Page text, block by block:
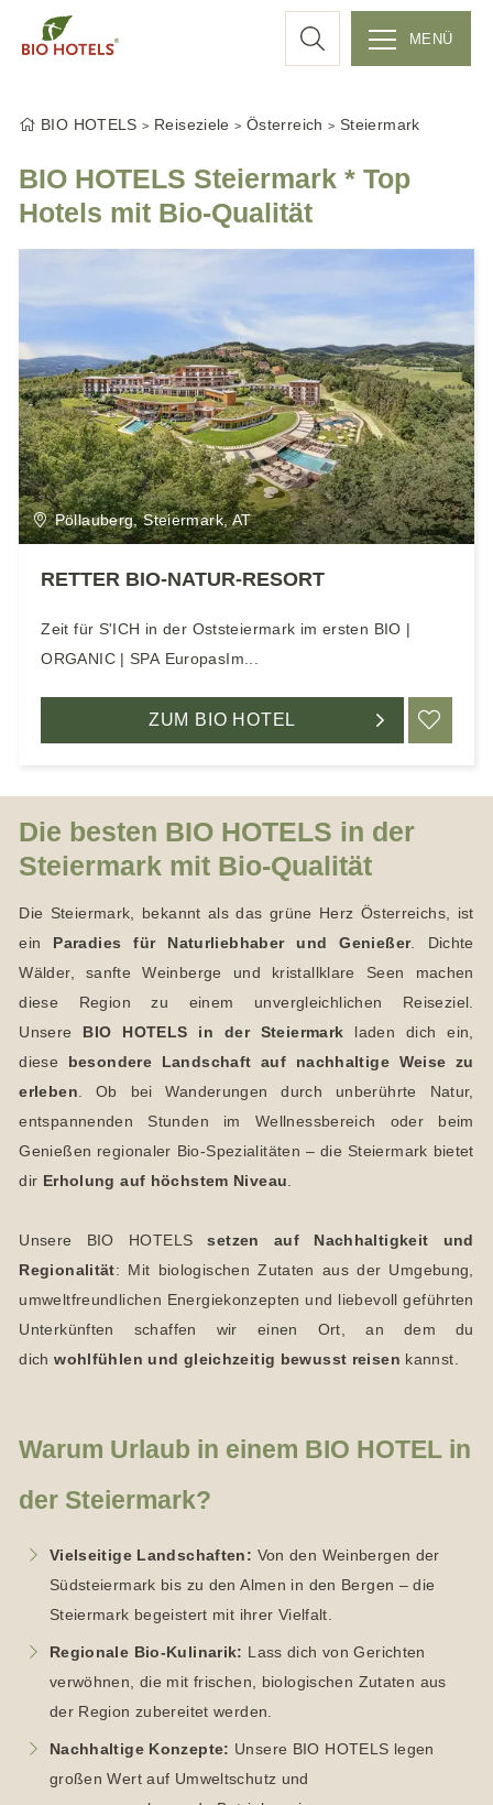
MENÜ
BIO HOTELS Reiseziele Österreich Steiermark
BIO HOTELS Steiermark * Top
Hotels mit Bio-Qualität
Pöllauberg, Steiermark, AT
RETTER BIO-NATUR-RESORT
Zeit für S'ICH in der Oststeiermark im ersten BIO |
ORGANIC | SPA EuropasIm...
ZUM BIO HOTEL
Die besten BIO HOTELS in der
Steiermark mit Bio-Qualität
Die Steiermark, bekannt als das grüne Herz Österreichs, ist
ein Paradies für Naturliebhaber und Genießer. Dichte
Wälder, sanfte Weinberge und kristallklare Seen machen
diese Region zu einem unvergleichlichen Reiseziel.
Unsere BIO HOTELS in der Steiermark laden dich ein,
diese besondere Landschaft auf nachhaltige Weise zu
erleben . Ob bei Wanderungen durch unberührte Natur,
entspannenden Stunden im Wellnessbereich oder beim
Genießen regionaler Bio-Spezialitäten – die Steiermark bietet
dir Erholung auf höchstem Niveau
Unsere BIO HOTELSsetzen auf
Nachhaltigkeit und
Regionalität: Mit biologischen Zutaten aus der Umgebung,
umweltfreundlichen Energiekonzepten und liebevoll geführten
Unterkünften schaffen wir einen Ort, an dem du
dichwohlfühlen und gleichzeitig bewusst reisen kannst.
Warum Urlaub in einem BIO HOTEL in
der Steiermark?
Vielseitige Landschaften: Von den Weinbergen der
Südsteiermark bis zu den Almen in den Bergen – die
Steiermark begeistert mit ihrer Vielfalt.
Regionale Bio-Kulinarik: Lass dich von Gerichten
verwöhnen, die mit frischen, biologischen Zutaten aus
der Region zubereitet werden.
Nachhaltige Konzepte: Unsere BIO HOTELS legen
großen Wert auf Umweltschutz und